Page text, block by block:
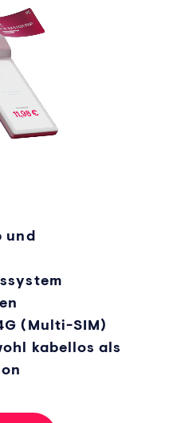
und
(Multi-SIM)
kabellos als